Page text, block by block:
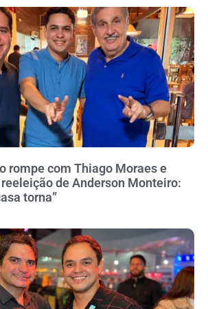
rompe com Thiago Moraes e
de Anderson Monteiro:
torna”